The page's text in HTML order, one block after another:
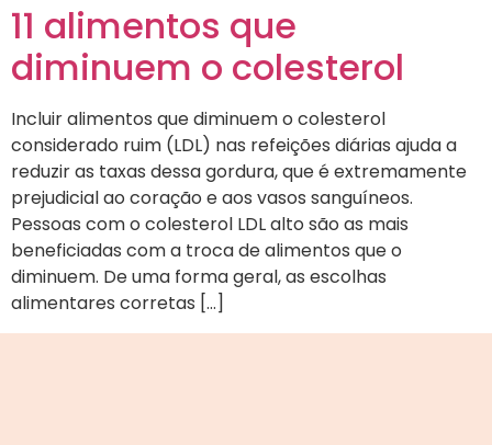
11 alimentos que
diminuem o colesterol
Incluir alimentos que diminuem o colesterol
considerado ruim (LDL) nas refeições diárias ajuda a
reduzir as taxas dessa gordura, que é extremamente
prejudicial ao coração e aos vasos sanguíneos.
Pessoas com o colesterol LDL alto são as mais
beneficiadas com a troca de alimentos que o
diminuem. De uma forma geral, as escolhas
alimentares corretas […]